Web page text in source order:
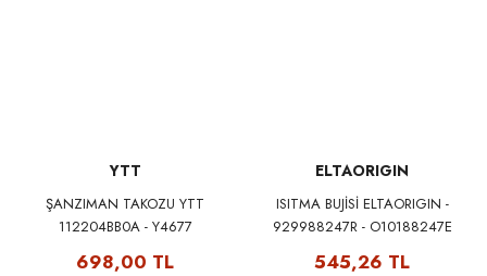
YTT
ŞANZIMAN TAKOZU YTT
112204BB0A - Y4677
698,00 TL
ELTAORIGIN
ISITMA BUJİSİ ELTAORIGIN -
929988247R - O10188247E
545,26 TL